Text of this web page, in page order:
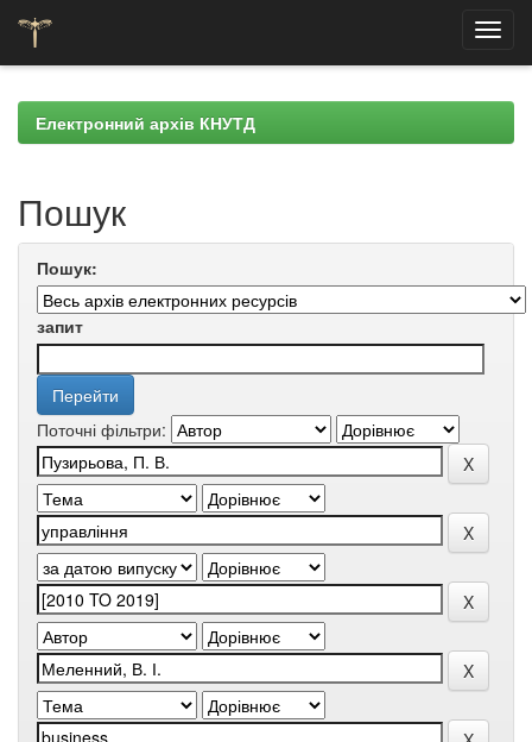
navigationЕлектронний архів КНУТД
Пошук
Пошук:
запит
Поточні фільтри: